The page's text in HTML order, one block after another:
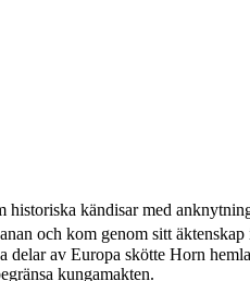
kändisar med
och kom genom sitt
av Europa skötte Horn
kungamakten.